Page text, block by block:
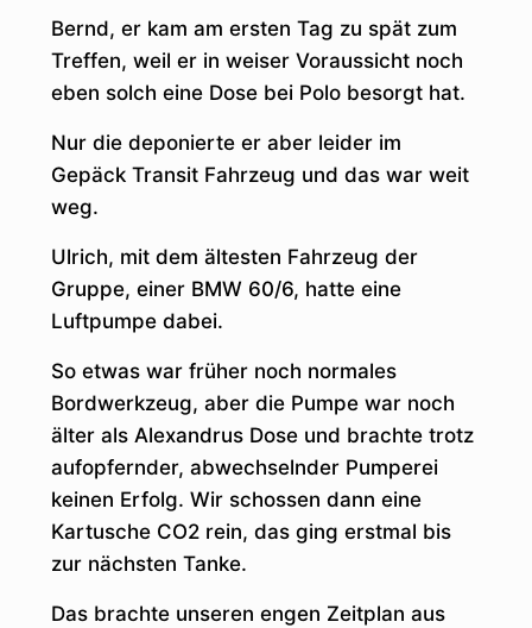
Bernd, er kam am ersten Tag zu spät zum
Treffen, weil er in weiser Voraussicht noch
eben solch eine Dose bei Polo besorgt hat.
Nur die deponierte er aber leider im
Gepäck Transit Fahrzeug und das war weit
weg.
Ulrich, mit dem ältesten Fahrzeug der
Gruppe, einer BMW 60/6, hatte eine
Luftpumpe dabei.
So etwas war früher noch normales
Bordwerkzeug, aber die Pumpe war noch
älter als Alexandrus Dose und brachte trotz
aufopfernder, abwechselnder Pumperei
keinen Erfolg. Wir schossen dann eine
Kartusche CO2 rein, das ging erstmal bis
zur nächsten Tanke.
Das brachte unseren engen Zeitplan aus